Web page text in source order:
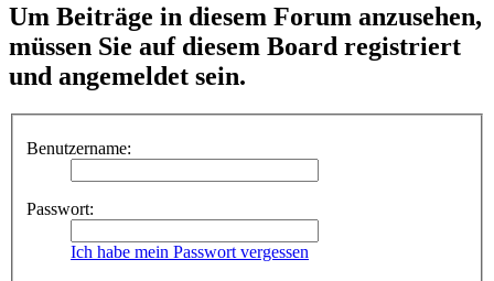
Um Beiträge in diesem Forum anzusehen,
müssen Sie auf diesem Board registriert
und angemeldet sein.
Benutzername:
Passwort:
Ich habe mein Passwort vergessen